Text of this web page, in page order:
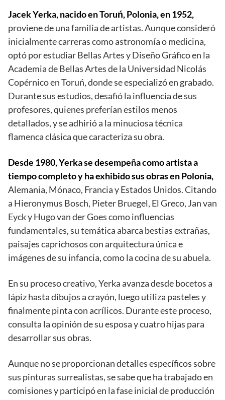
Jacek Yerka, nacido en Toruń, Polonia, en 1952,
proviene de una familia de artistas. Aunque consideró
inicialmente carreras como astronomía o medicina,
optó por estudiar Bellas Artes y Diseño Gráfico en la
Academia de Bellas Artes de la Universidad Nicolás
Copérnico en Toruń, donde se especializó en grabado.
Durante sus estudios, desafió la influencia de sus
profesores, quienes preferían estilos menos
detallados, y se adhirió a la minuciosa técnica
flamenca clásica que caracteriza su obra.
Desde 1980, Yerka se desempeña como artista a
tiempo completo y ha exhibido sus obras en Polonia,
Alemania, Mónaco, Francia y Estados Unidos. Citando
a Hieronymus Bosch, Pieter Bruegel, El Greco, Jan van
Eyck y Hugo van der Goes como influencias
fundamentales, su temática abarca bestias extrañas,
paisajes caprichosos con arquitectura única e
imágenes de su infancia, como la cocina de su abuela.
En su proceso creativo, Yerka avanza desde bocetos a
lápiz hasta dibujos a crayón, luego utiliza pasteles y
finalmente pinta con acrílicos. Durante este proceso,
consulta la opinión de su esposa y cuatro hijas para
desarrollar sus obras.
Aunque no se proporcionan detalles específicos sobre
sus pinturas surrealistas, se sabe que ha trabajado en
comisiones y participó en la fase inicial de producción